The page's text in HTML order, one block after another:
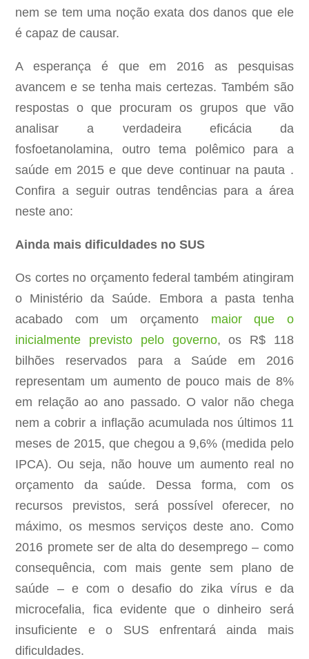
nem se tem uma noção exata dos danos que ele
é capaz de causar.
A esperança é que em 2016 as pesquisas
avancem e se tenha mais certezas. Também são
respostas o que procuram os grupos que vão
analisar a verdadeira eficácia da
fosfoetanolamina, outro tema polêmico para a
saúde em 2015 e que deve continuar na pauta .
Confira a seguir outras tendências para a área
neste ano:
Ainda mais dificuldades no SUS
Os cortes no orçamento federal também atingiram
o Ministério da Saúde. Embora a pasta tenha
acabado com um orçamento maior que o
inicialmente previsto pelo governo, os R$ 118
bilhões reservados para a Saúde em 2016
representam um aumento de pouco mais de 8%
em relação ao ano passado. O valor não chega
nem a cobrir a inflação acumulada nos últimos 11
meses de 2015, que chegou a 9,6% (medida pelo
IPCA). Ou seja, não houve um aumento real no
orçamento da saúde. Dessa forma, com os
recursos previstos, será possível oferecer, no
máximo, os mesmos serviços deste ano. Como
2016 promete ser de alta do desemprego – como
consequência, com mais gente sem plano de
saúde – e com o desafio do zika vírus e da
microcefalia, fica evidente que o dinheiro será
insuficiente e o SUS enfrentará ainda mais
dificuldades.